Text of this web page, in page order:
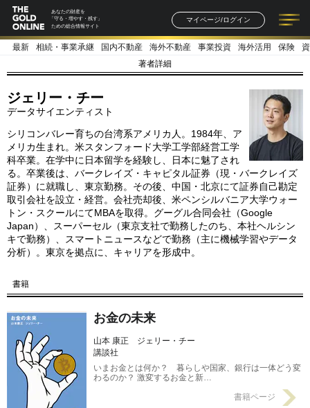
あなたの財産を
「守る・増やす・残す」
ための総合情報サイト
マイページ/ログイン
記事一覧 連載一覧
著者一覧 書籍一覧
最新 相続・事業承継 国内不動産 海外不動産 事業投資 海外活用 保険
著者詳細
ジェリー・チー
データサイエンティスト
シリコンバレー育ちの台湾系アメリカ人。1984年、ア
メリカ生まれ。米スタンフォード大学工学部経営工学
科卒業。在学中に日本留学を経験し、日本に魅了され
る。卒業後は、バークレイズ・キャピタル証券（現・バークレイズ
証券）に就職し、東京勤務。その後、中国・北京にて証券自己勘定
取引会社を設立・経営。会社売却後、米ペンシルバニア大学ウォー
トン・スクールにてMBAを取得。グーグル合同会社（Google
Japan）、スーパーセル（東京支社で勤務したのち、本社ヘルシン
キで勤務）、スマートニュースなどで勤務（主に機械学習やデータ
分析）。東京を拠点に、キャリアを形成中。
書籍
お金の未来
山本 康正 ジェリー・チー
講談社
いまお金とは何か？ 暮らしや国家、銀行は一体どう変
わるのか？ 激変するお金と新…
書籍ページ